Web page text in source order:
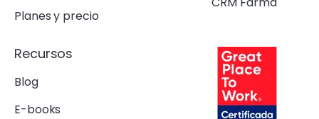
Planes y precio
Recursos
Blog
E-books